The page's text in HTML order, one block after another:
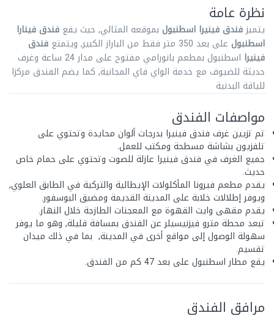
نظرة عامة
يتميزفندق فينيرا اسطنبول بموقعه المثالي, حيث يقع فندق فينارا
اسطنبول على بعد 350 متر فقط من الباراز الكبير, ويتمتع
فندق
فينيرا
اسطنبول بمطعم بانورامي مفتوح على مدار 24 ساعة وغرف
حديثة للضيوف مع خدمة الواي فاي المجانية, كما يضم الفندق مركزا
للياقة البدنية
مواصفات الفندق
تم تزيين غرف فندق فينيرا بدرجات ألوان محايدة وتحتوي على
تلفزيون بشاشة مسطحة ومكتب للعمل.
جميع الغرف في فندق فينيرا عازلة للصوت وتحتوي على حمام خاص
حديث.
يقدم مطعم فيرونا المأكلولات الإيطالية والتركية في الطابق العلوي,
ويوفر إطلالات خلابة على المدينة القديمة ومضيق البوسفور.
يقدم مقهى وايت القهوة مع المعجنات الطازجة خلال النهار.
تبعد محطة مترو فيزنيسيلر عن الفندق بمسافة قليلة, وهو ما يوفر
سهولة الوصول إلى مواقع أخرى في المدينة, بما في ذلك ميدان
تقسيم.
يقع مطار اسطنبول على بعد 47 كم من الفندق.
مرافق الفندق